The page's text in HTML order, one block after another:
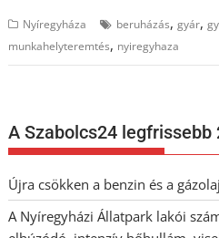
Nyíregyháza beruházás,gyár,
munkahelyteremtés, nyiregyhaza
A Szabolcs24 legfrissebb
Újra csökken a benzin és a
A Nyíregyházi Állatpark lakói